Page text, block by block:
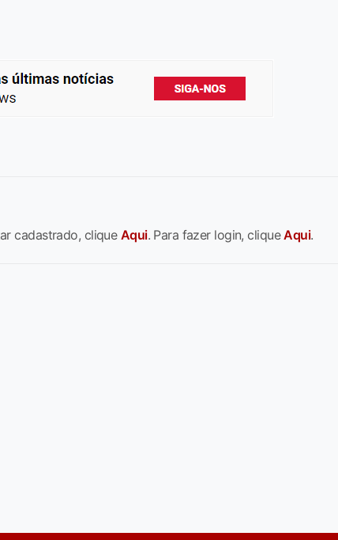
cadastrado, cliqueAqui. Para fazer login, cliqueAqui.